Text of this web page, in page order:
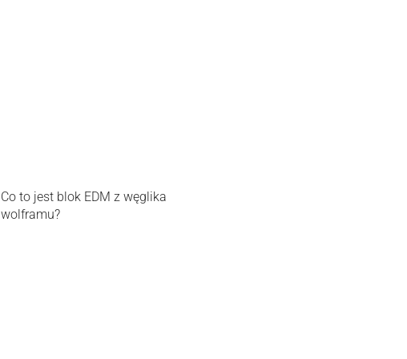
Co to jest blok EDM z węglika
wolframu?